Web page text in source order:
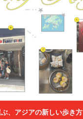
、アジアの新しい歩き方